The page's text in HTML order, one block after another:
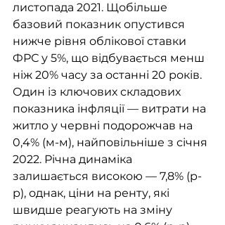
листопада 2021. Щобільше
базовий показник опустився
нижче рівня облікової ставки
ФРС у 5%, що відбувається менш
ніж 20% часу за останні 20 років.
Один із ключових складових
показника інфляції — витрати на
житло у червні подорожчав на
0,4% (м-м), найповільніше з січня
2022. Річна динаміка
залишається високою — 7,8% (р-
р), однак, ціни на ренту, які
швидше реагують на зміну